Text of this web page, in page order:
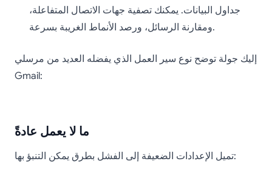
جداول البيانات. يمكنك تصفية جهات الاتصال المتفاعلة،
ومقارنة الرسائل، ورصد الأنماط الغريبة بسرعة.
إليك جولة توضح نوع سير العمل الذي يفضله العديد من مرسلي
Gmail:
ما لا يعمل عادةً
تميل الإعدادات الضعيفة إلى الفشل بطرق يمكن التنبؤ بها: